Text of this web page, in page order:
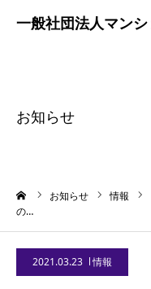
お知らせ
お知らせ 情報
の…
2021.03.23 情報
協会案内
調査研究